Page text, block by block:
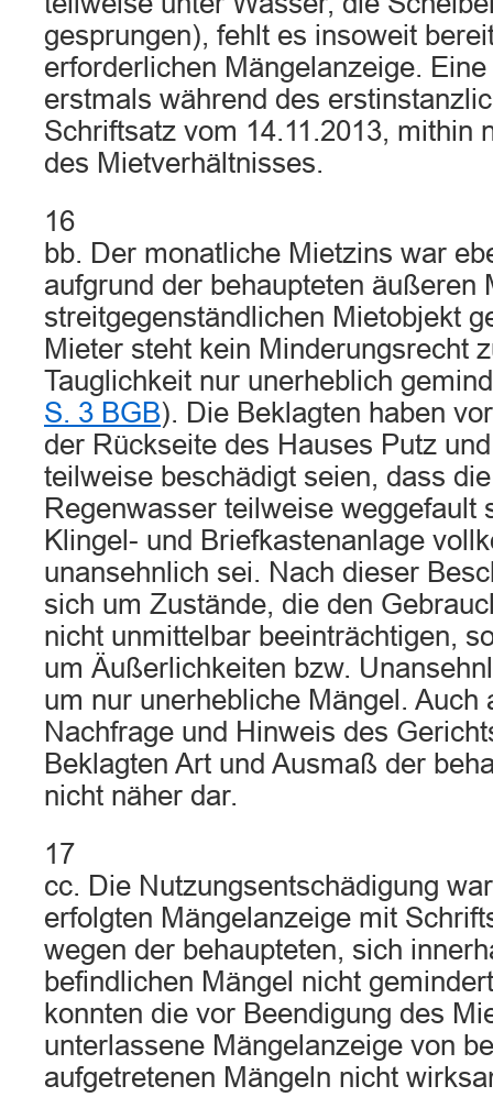
gesprungen), fehlt es insoweit
erforderlichen Mängelanzeige.
erstmals während des
Schriftsatz vom 14.11.2013, mithin
des Mietverhältnisses.
16
bb. Der monatliche Mietzins war
aufgrund der behaupteten äußeren
streitgegenständlichen Mietobjekt
Mieter steht kein Minderungsrecht
Tauglichkeit nur unerheblich
S. 3 BGB). Die Beklagten haben
der Rückseite des Hauses Putz
teilweise beschädigt seien, dass
Regenwasser teilweise weggefault
Klingel- und Briefkastenanlage
unansehnlich sei. Nach dieser
sich um Zustände, die den
nicht unmittelbar beeinträchtigen,
um Äußerlichkeiten bzw.
um nur unerhebliche Mängel. Auch
Nachfrage und Hinweis des
Beklagten Art und Ausmaß der
nicht näher dar.
17
cc. Die Nutzungsentschädigung
erfolgten Mängelanzeige mit
wegen der behaupteten, sich
befindlichen Mängel nicht
konnten die vor Beendigung des
unterlassene Mängelanzeige von
aufgetretenen Mängeln nicht